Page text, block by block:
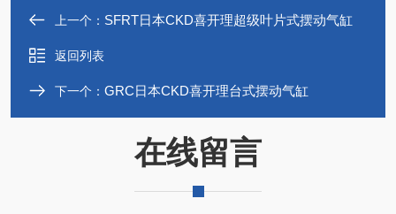
上一个： SFRT日本CKD喜开理超级叶片式摆动气缸
返回列表
下一个： GRC日本CKD喜开理台式摆动气缸
在线留言